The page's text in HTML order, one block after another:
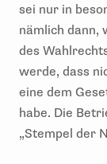
sei nur in
nämlich dann,
des
werde, dass
eine dem
habe. Die
„Stempel der